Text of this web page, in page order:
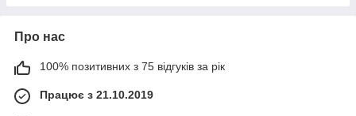
Про нас
100% позитивних з 75 відгуків за рік
Працює з 21.10.2019